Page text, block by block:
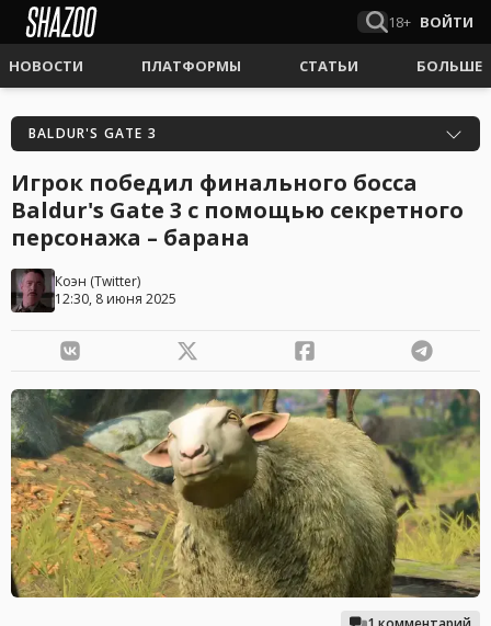
18+ ВОЙТИ
НОВОСТИ ПЛАТФОРМЫ СТАТЬИ БОЛЬШЕ
BALDUR'S GATE 3
Игрок победил финального босса
Baldur's Gate 3 с помощью секретного
персонажа – барана
Коэн (Twitter)
12:30, 8 июня 2025